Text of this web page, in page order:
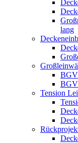
lang
Tension